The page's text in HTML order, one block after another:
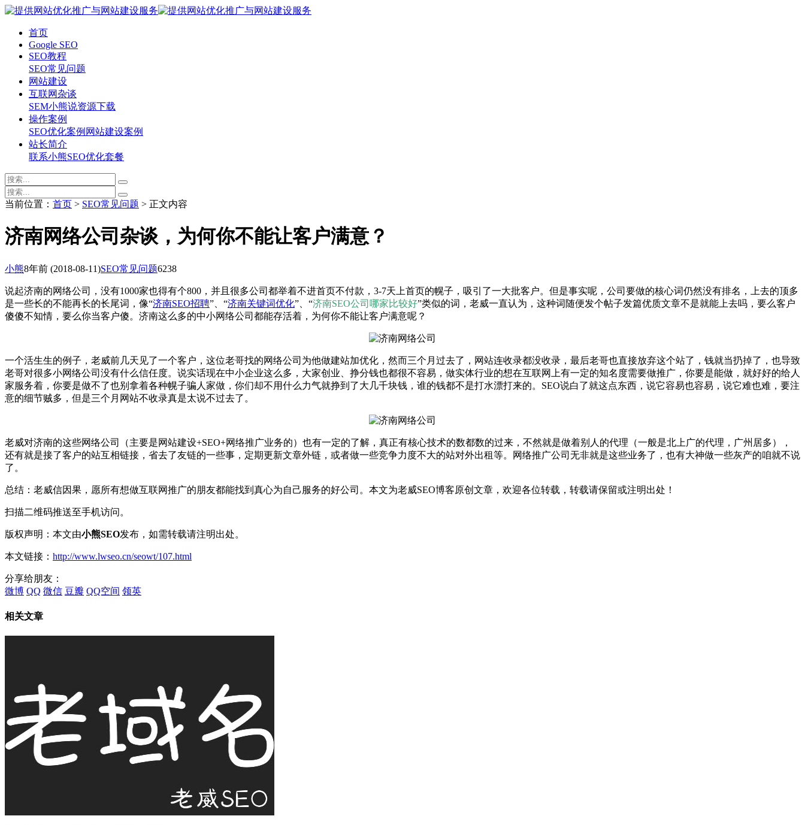
首页
Google SEO
SEO教程
SEO常见问题
网站建设
互联网杂谈
SEM小熊说资源下载
操作案例
SEO优化案例 网站建设案例
站长简介
联系小熊SEO优化套餐
当前位置： 首页 > SEO常见问题 > 正文内容
济南网络公司杂谈，为何你不能让客户满意？
小熊8年前 (2018-08-11)SEO常见问题6238
说起济南的网络公司，没有1000家也得有个800，并且很多公司都举着不进首页不付款，3-7天上首页的幌子，吸引了一大批客户。但是事实呢，公司要做的核心词仍然没有排名，上去的顶多
是一些长的不能再长的长尾词，像“济南SEO招聘”、“济南关键词优化”、 “济南SEO公司哪家比较好”类似的词，老威一直认为，这种词随便发个帖子发篇优质文章不是就能上去吗，要么客户
傻傻不知情，要么你当客户傻。济南这么多的中小网络公司都能存活着，为何你不能让客户满意呢？
一个活生生的例子，老威前几天见了一个客户，这位老哥找的网络公司为他做建站加优化，然而三个月过去了，网站连收录都没收录，最后老哥也直接放弃这个站了，钱就当扔掉了，也导致
老哥对很多小网络公司没有什么信任度。说实话现在中小企业这么多，大家创业、挣分钱也都很不容易，做实体行业的想在互联网上有一定的知名度需要做推广，你要是能做，就好好的给人
家服务着，你要是做不了也别拿着各种幌子骗人家做，你们却不用什么力气就挣到了大几千块钱，谁的钱都不是打水漂打来的。SEO说白了就这点东西，说它容易也容易，说它难也难，要注
意的细节贼多，但是三个月网站不收录真是太说不过去了。
老威对济南的这些网络公司（主要是网站建设+SEO+网络推广业务的）也有一定的了解，真正有核心技术的数都数的过来，不然就是做着别人的代理（一般是北上广的代理，广州居多），
还有就是接了客户的站互相链接，省去了友链的一些事，定期更新文章外链，或者做一些竞争力度不大的站对外出租等。网络推广公司无非就是这些业务了，也有大神做一些灰产的咱就不说
了。
总结：老威信因果，愿所有想做互联网推广的朋友都能找到真心为自己服务的好公司。本文为老威SEO博客原创文章，欢迎各位转载，转载请保留或注明出处！
扫描二维码推送至手机访问。
版权声明：本文由小熊SEO发布，如需转载请注明出处。
本文链接： http://www.lwseo.cn/seowt/107.html
分享给朋友：
微博 QQ 微信 豆瓣 QQ空间 领英
相关文章